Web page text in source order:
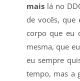
mais lá no
de vocês, que
corpo que eu
mesma, que
eu sempre
tempo, mas a